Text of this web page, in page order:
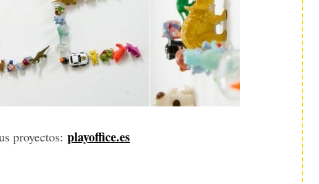
proyectos: playoffice.es